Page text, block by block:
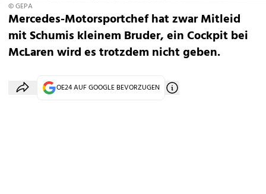
© GEPA
Mercedes-Motorsportchef hat zwar Mitleid
mit Schumis kleinem Bruder, ein Cockpit bei
McLaren wird es trotzdem nicht geben.
OE24 AUF GOOGLE BEVORZUGEN